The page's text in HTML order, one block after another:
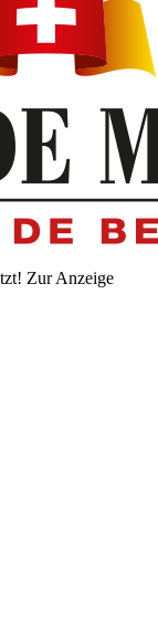
Zur Anzeige